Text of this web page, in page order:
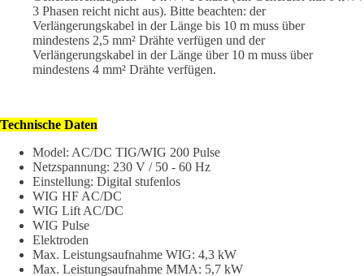
3 Phasen reicht nicht aus). Bitte beachten: der
Verlängerungskabel in der Länge bis 10 m muss über
mindestens 2,5 mm² Drähte verfügen und der
Verlängerungskabel in der Länge über 10 m muss über
mindestens 4 mm² Drähte verfügen.
Technische Daten
Model: AC/DC TIG/WIG 200 Pulse
Netzspannung: 230 V / 50 - 60 Hz
Einstellung: Digital stufenlos
WIG HF AC/DC
WIG Lift AC/DC
WIG Pulse
Elektroden
Max. Leistungsaufnahme WIG: 4,3 kW
Max. Leistungsaufnahme MMA: 5,7 kW